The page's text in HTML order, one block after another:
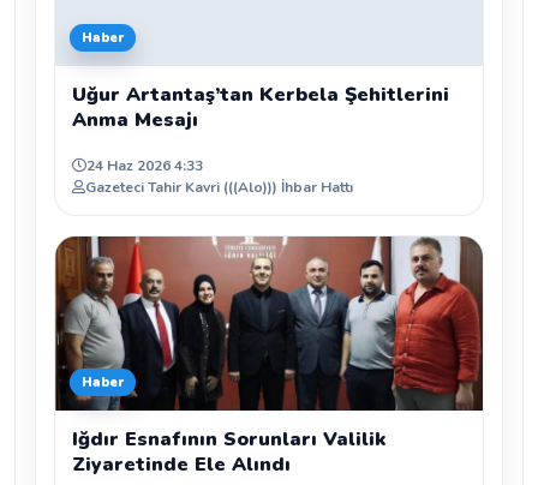
Haber
Uğur Artantaş’tan Kerbela Şehitlerini
Anma Mesajı
24 Haz 2026 4:33
Gazeteci Tahir Kavri (((Alo))) İhbar Hattı
Haber
Iğdır Esnafının Sorunları Valilik
Ziyaretinde Ele Alındı